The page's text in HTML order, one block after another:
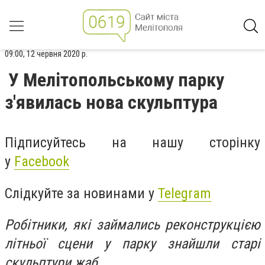
09:00, 12 червня 2020 р.
У Мелітопольському парку
з'явилась нова скульптура
Підписуйтесь на нашу сторінку
у Facebook
Слідкуйте за новинами у Telegram
Робітники, які займались реконструкцією
літньої сцени у парку знайшли старі